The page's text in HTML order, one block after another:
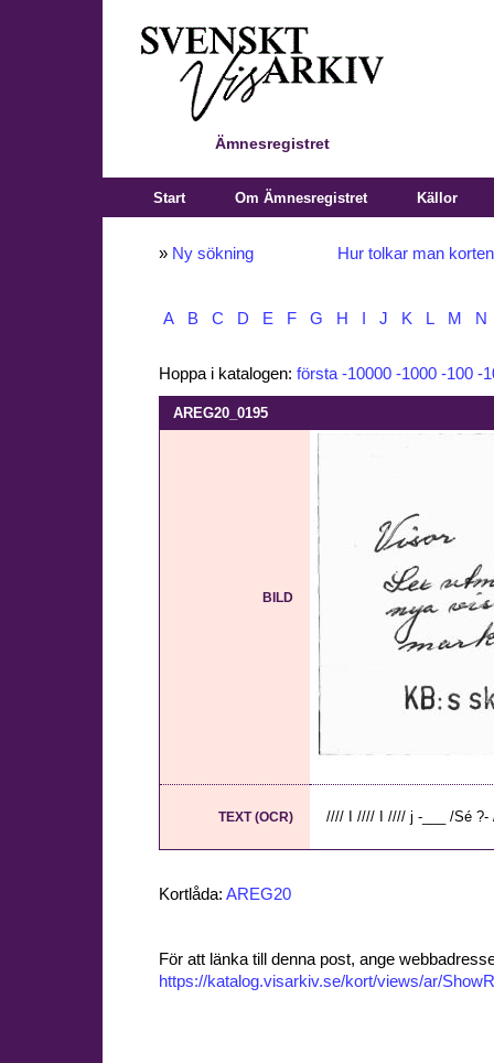
Ämnesregistret
Start Om Ämnesregistret Källor
» Ny sökning Hur tolkar man
A B C D E F G H J K L M N
Hoppa i katalogen: första -10000 -1000 -100 -
AREG20_0195
BILD
TEXT (OCR) //// I //// I //// j -___ /Sé
Kortlåda: AREG20
För att länka till denna post, ange
https://katalog.visarkiv.se/kort/views/ar/